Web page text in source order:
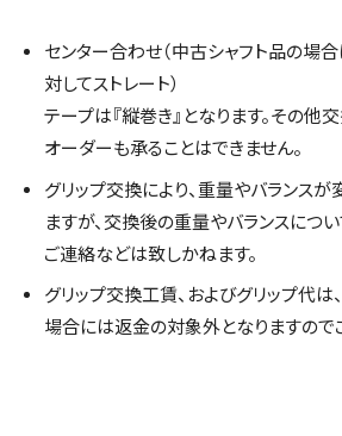
センター合わせ（中古シャフト品の場
対してストレート）
テープは『縦巻き』となります。その他
オーダーも承ることはできません。
グリップ交換により、重量やバランス
ますが、交換後の重量やバランスについ
ご連絡などは致しかねます。
グリップ交換工賃、およびグリップ代
場合には返金の対象外となりますので